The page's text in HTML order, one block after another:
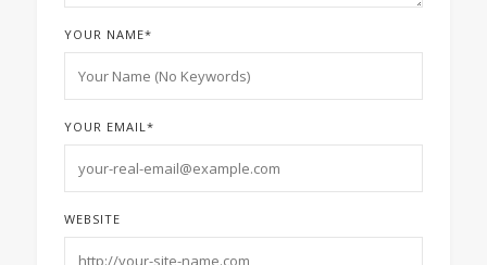
YOUR NAME*
YOUR EMAIL *
WEBSITE